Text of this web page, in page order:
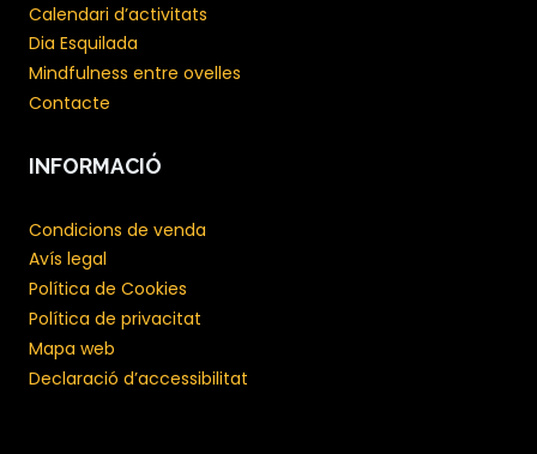
Calendari d’activitats
Dia Esquilada
Mindfulness entre ovelles
Contacte
INFORMACIÓ
Condicions de venda
Avís legal
Política de Cookies
Política de privacitat
Mapa web
Declaració d’accessibilitat